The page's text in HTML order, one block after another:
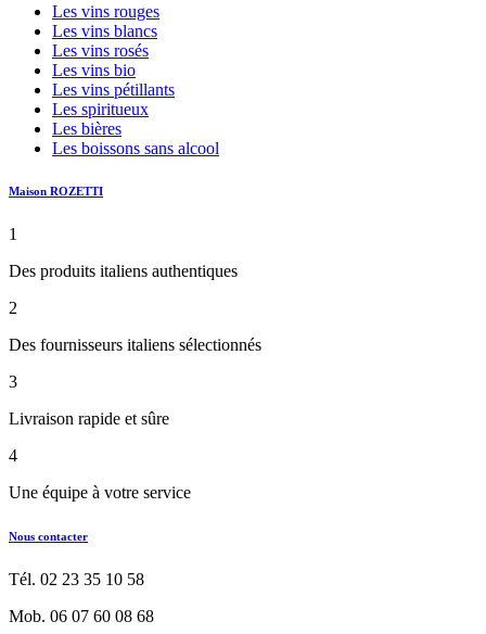
Les vins rouges
Les vins blancs
Les vins rosés
Les vins bio
Les vins pétillants
Les spiritueux
Les bières
Les boissons sans alcool
Maison ROZETTI
1
Des produits italiens authentiques
2
Des fournisseurs italiens sélectionnés
3
Livraison rapide et sûre
4
Une équipe à votre service
Nous contacter
Tél. 02 23 35 10 58
Mob. 06 07 60 08 68